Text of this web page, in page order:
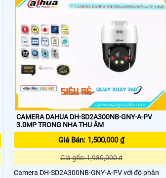
1TB.Chuẩn bảo vệ IP67 và IK10,lớp phủ chống ăn
CAMERA DAHUA DH-SD2A300NB-GNY-A-PV
3.0MP TRONG NHA THU ÂM
Giá Bán: 1,500,000 ₫
Giá gốc: 1,980,000 ₫
Camera DH-SD2A300NB-GNY-A-PV với độ phân